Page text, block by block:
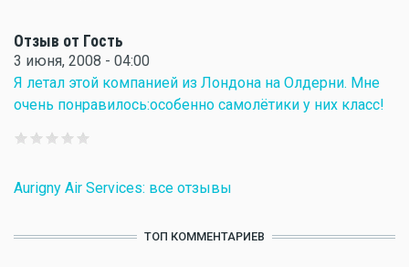
Отзыв от Гость
3 июня, 2008 - 04:00
Я летал этой компанией из Лондона на Олдерни. Мне
очень понравилось:особенно самолётики у них класс!
Aurigny Air Services: все отзывы
ТОП КОММЕНТАРИЕВ